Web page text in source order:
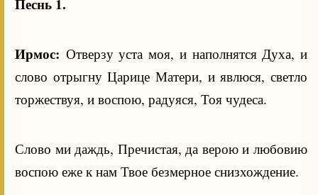
Песнь 1.
Ирмос: Отверзу уста моя, и наполнятся Духа, и
слово отрыгну Царице Матери, и явлюся, светло
торжествуя, и воспою, радуяся, Тоя чудеса.
Слово ми даждь, Пречистая, да верою и любовию
воспою еже к нам Твое безмерное снизхождение.